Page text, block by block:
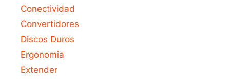
Conectividad
Convertidores
Discos Duros
Ergonomia
Extender